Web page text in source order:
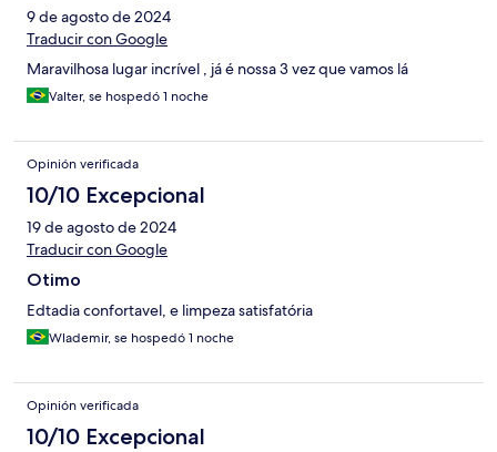
9 de agosto de 2024
Traducir con Google
Maravilhosa lugar incrível , já é nossa 3 vez que vamos lá
Valter, se hospedó 1 noche
Opinión verificada
10/10 Excepcional
19 de agosto de 2024
Traducir con Google
Otimo
Edtadia confortavel, e limpeza satisfatória
Wlademir, se hospedó 1 noche
Opinión verificada
10/10 Excepcional